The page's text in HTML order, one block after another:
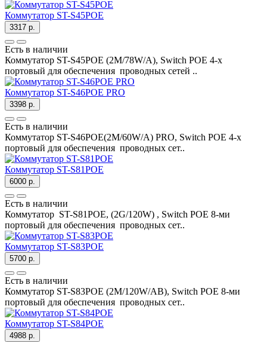
Коммутатор ST-S45POE
3317 р.
Есть в наличии
Коммутатор ST-S45POE (2M/78W/A), Switch POE 4-х
портовый для обеспечения проводных сетей ..
Коммутатор ST-S46POE PRO
3398 р.
Есть в наличии
Коммутатор ST-S46POE(2M/60W/А) PRO, Switch POE 4-х
портовый для обеспечения проводных сет..
Коммутатор ST-S81POE
6000 р.
Есть в наличии
Коммутатор ST-S81POE, (2G/120W) , Switch POE 8-ми
портовый для обеспечения проводных сет..
Коммутатор ST-S83POE
5700 р.
Есть в наличии
Коммутатор ST-S83POE (2M/120W/AB), Switch POE 8-ми
портовый для обеспечения проводных сет..
Коммутатор ST-S84POE
4988 р.